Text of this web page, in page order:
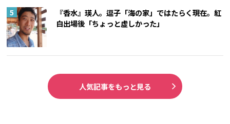
『香水』瑛人。逗子「海の家」ではたらく現在。紅
白出場後「ちょっと虚しかった」
人気記事をもっと見る